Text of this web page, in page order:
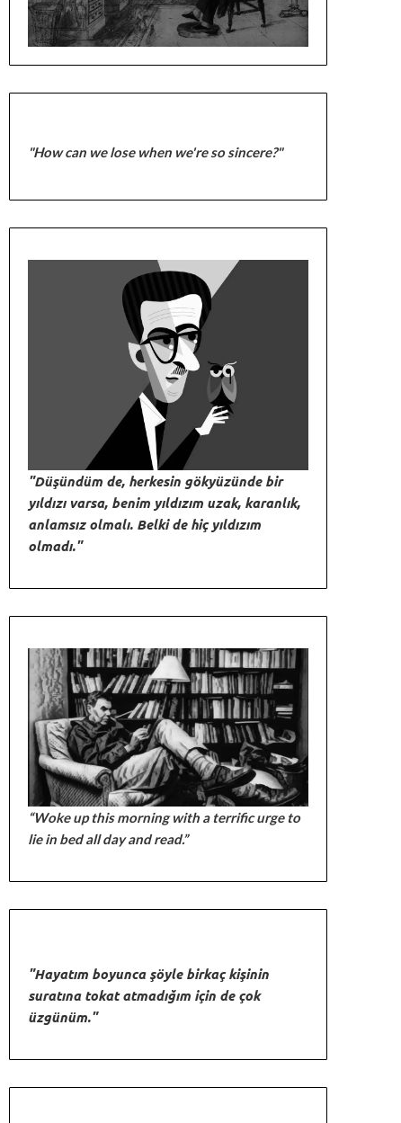
"How can we lose when we're so sincere?"
"Düşündüm de, herkesin gökyüzünde bir
yıldızı varsa, benim yıldızım uzak, karanlık,
anlamsız olmalı. Belki de hiç yıldızım
olmadı."
“Woke up this morning with a terrific urge to
lie in bed all day and read.”
"Hayatım boyunca şöyle birkaç kişinin
suratına tokat atmadığım için de çok
üzgünüm."